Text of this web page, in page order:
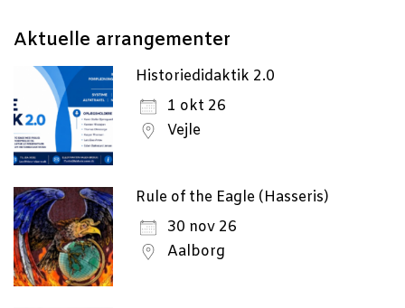
Aktu­el­le arrangementer
Historiedidaktik 2.0
1 okt 26
Vejle
Rule of the Eagle (Hasseris)
30 nov 26
Aalborg